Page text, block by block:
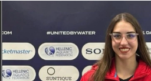
Buz Hokeyi
Buz Pateni
Çim Hokeyi